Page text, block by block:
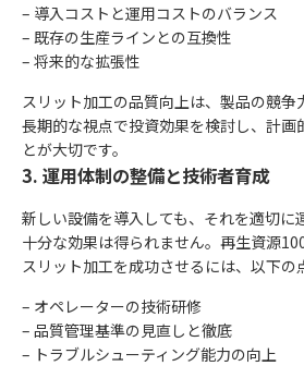
– 導入コストと運用コストのバランス
– 既存の生産ラインとの互換性
– 将来的な拡張性
スリット加工の品質向上は、製品の競争
長期的な視点で投資効果を検討し、計画
とが大切です。
3. 運用体制の整備と技術者育成
新しい設備を導入しても、それを適切に
十分な効果は得られません。再生資源
スリット加工を成功させるには、以下の
– オペレーターの技術研修
– 品質管理基準の見直しと徹底
– トラブルシューティング能力の向上